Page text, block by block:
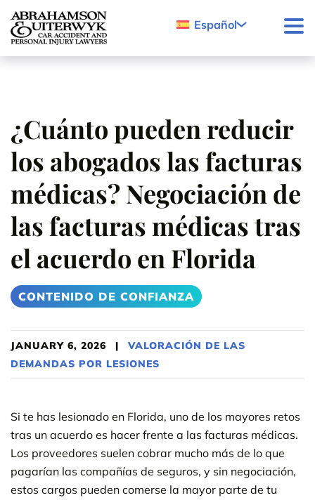
Skip to content
Español
¿Cuánto pueden reducir
los abogados las facturas
médicas? Negociación de
las facturas médicas tras
el acuerdo en Florida
CONTENIDO DE CONFIANZA
JANUARY 6, 2026 |
VALORACIÓN DE LAS
DEMANDAS POR LESIONES
Si te has lesionado en Florida, uno de los mayores retos
tras un acuerdo es hacer frente a las facturas médicas.
Los proveedores suelen cobrar mucho más de lo que
pagarían las compañías de seguros, y sin negociación,
estos cargos pueden comerse la mayor parte de tu